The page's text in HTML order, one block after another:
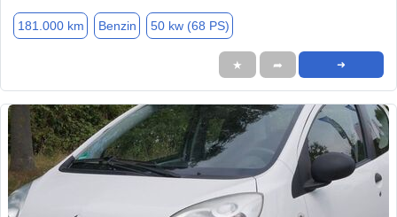
181.000 km Benzin 50 kw (68 PS)
★ ➦ ➜